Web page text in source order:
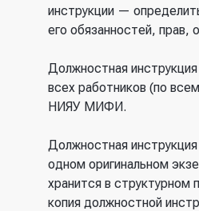
инструкции —
его обязанностей, прав,
Должностная
всех работников (по
НИЯУ МИФИ.
Должностная
одном оригинальном
хранится в структурном
копия должностной